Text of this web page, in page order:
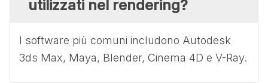
utilizzati nel rendering?
I software più comuni includono Autodesk
3ds Max, Maya, Blender, Cinema 4D e V-Ray.